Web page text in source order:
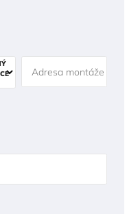
Adresa montáže